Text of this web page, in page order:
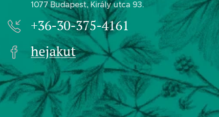
1077 Budapest, Király utca 93.
+36-30-375-4161
hejakut